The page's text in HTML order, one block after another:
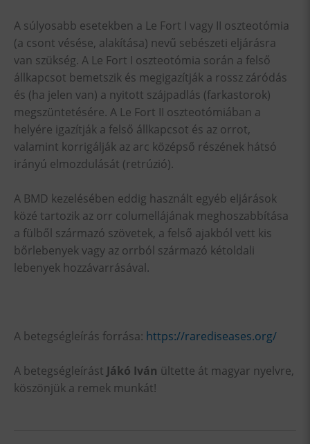
A súlyosabb esetekben a Le Fort I vagy II oszteotómia
(a csont vésése, alakítása) nevű sebészeti eljárásra
van szükség. A Le Fort I oszteotómia során a felső
állkapcsot bemetszik és megigazítják a rossz záródás
és (ha jelen van) a nyitott szájpadlás (farkastorok)
megszüntetésére. A Le Fort II oszteotómiában a
helyére igazítják a felső állkapcsot és az orrot,
valamint korrigálják az arc középső részének hátsó
irányú elmozdulását (retrúzió).
A BMD kezelésében eddig használt egyéb eljárások
közé tartozik az orr columellájának meghoszabbítása
a fülből származó szövetek, a felső ajakból vett kis
bőrlebenyek vagy az orrból származó kétoldali
lebenyek hozzávarrásával.
A betegségleírás forrása: https://rarediseases.org/
A betegségleírást Jákó Iván ültette át magyar nyelvre,
köszönjük a remek munkát!